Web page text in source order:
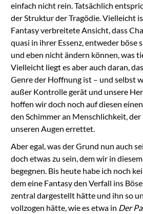
einfach nicht rein. Tatsächlich
der Struktur der Tragödie. Vielleicht
Fantasy verbreitete Ansicht, dass
quasi in ihrer Essenz, entweder böse
und eben nicht ändern können, was
Vielleicht liegt es aber auch daran,
Genre der Hoffnung ist – und selbst
außer Kontrolle gerät und unsere
hoffen wir doch noch auf diesen
den Schimmer an Menschlichkeit, der
unseren Augen errettet.
Aber egal, was der Grund nun auch
doch etwas zu sein, dem wir in
begegnen. Bis heute habe ich noch
dem eine Fantasy den Verfall ins
zentral dargestellt hätte und ihn so
vollzogen hätte, wie es etwa in Der